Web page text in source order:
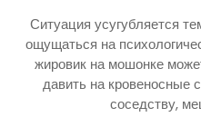
Ситуация усугубляется
ощущаться на
жировик на мошонке
давить на кровеносные
соседству,